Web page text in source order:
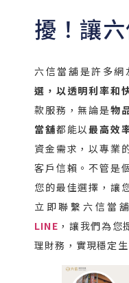
擾！讓
六信當舖是許多網
選，以透明利率和
款服務，無論是物
當舖都能以最高效
資金需求，以專業
客戶信賴。不管是
您的最佳選擇，讓
立即聯繫六信當舖
LINE ，讓我們為您
理財務，實現穩定生